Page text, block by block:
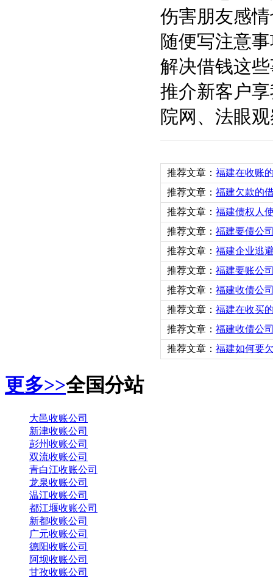
伤害朋友感
随便写注意
解决借钱这
推介新客户
院网、法眼
推荐文章： 福建在收账
推荐文章： 福建欠款的
推荐文章： 福建债权人
推荐文章： 福建要债公
推荐文章： 福建企业逃
推荐文章： 福建要账公
推荐文章： 福建收债公
推荐文章： 福建在收买
推荐文章： 福建收债公
推荐文章： 福建如何要
更多>>全国分站
大邑收账公司
新津收账公司
彭州收账公司
双流收账公司
青白江收账公司
龙泉收账公司
温江收账公司
都江堰收账公司
新都收账公司
广元收账公司
德阳收账公司
阿坝收账公司
甘孜收账公司